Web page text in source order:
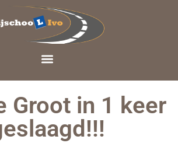
Groot in 1 keer